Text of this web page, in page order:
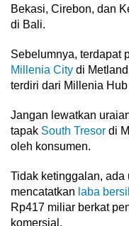
Bekasi, Cirebon, dan
di Bali.
Sebelumnya, terdapat
Millenia City di
terdiri dari Millenia
Jangan lewatkan
tapak South Tresor di
oleh konsumen.
Tidak ketinggalan,
mencatatkan laba
Rp417 miliar berkat
komersial.